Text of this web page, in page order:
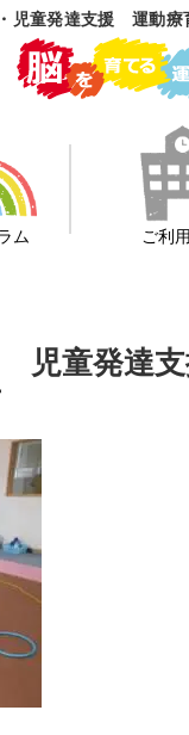
児童発達支援 運動療
ム ご利
児童発達